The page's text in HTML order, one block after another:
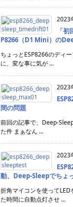
2023
「
P8266（D1 Mini）の
ちょっとESP8266のディ
に、変な事に気が ...
2023
間の問題
前回の記事で、Deep-
た件 まぁなん ...
2023
動、Deep-Sleepでちょ
折角マイコンを使って
た時間に自動点灯させ ...